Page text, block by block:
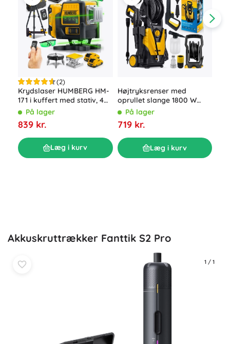
(2)
Krydslaser HUMBERG HM-
171 i kuffert med stativ, 4D
16 linjer, grøn stråle
På lager
839 kr.
Læg i kurv
Højtryksrenser med
oprullet slange 1800 W
Humberg HM-300, 230 bar
På lager
719 kr.
Læg i kurv
Akkuskruttrækker Fanttik S2 Pro
1 / 1